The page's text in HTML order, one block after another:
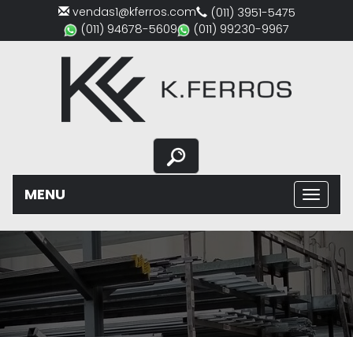
vendas1@kferros.com
(011) 3951-5475
(011) 94678-5609
(011) 99230-9967
MENU
Previous